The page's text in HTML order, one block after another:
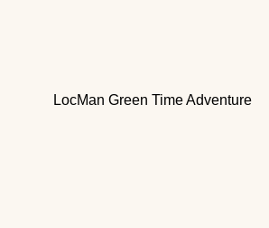
LocMan Green Time Adventure